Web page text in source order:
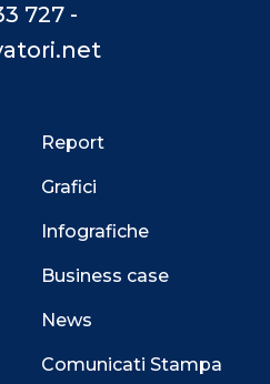
727 -
Report
Grafici
Infografiche
Business case
News
Comunicati Stampa